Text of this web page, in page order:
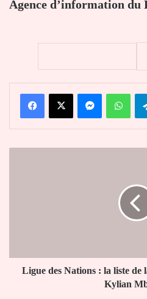
Agence d’information du
FacebookX Messenger
France
sansLigue des Nations : la liste de
Kylian